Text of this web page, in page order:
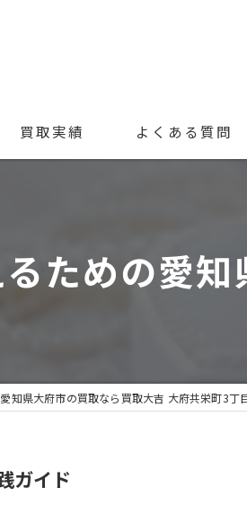
買取実績 よくある質問
ための愛
愛知県大府市の買取なら買取大吉 大府共栄町3丁
ガイド